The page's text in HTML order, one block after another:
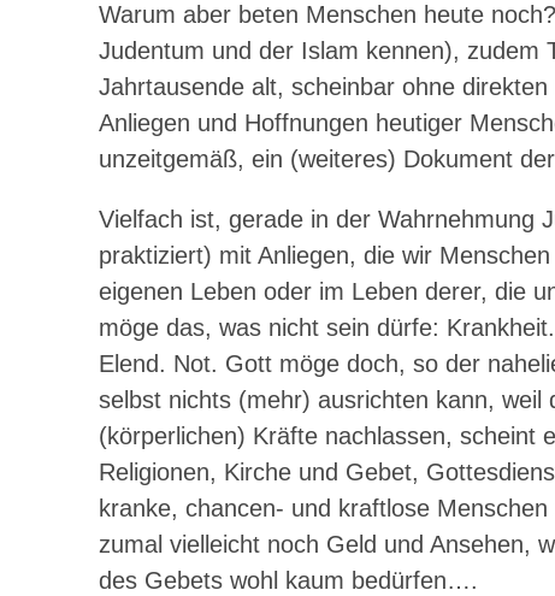
Warum aber beten Menschen heute
Judentum und der Islam kennen), zudem
Jahrtausende alt, scheinbar ohne
Anliegen und Hoffnungen heutiger
unzeitgemäß, ein (weiteres) Dokument
Vielfach ist, gerade in der Wahrnehmung
praktiziert) mit Anliegen, die wir
eigenen Leben oder im Leben derer, die
möge das, was nicht sein dürfe:
Elend. Not. Gott möge doch, so der
selbst nichts (mehr) ausrichten kann,
(körperlichen) Kräfte nachlassen, scheint
Religionen, Kirche und Gebet,
kranke, chancen- und kraftlose
zumal vielleicht noch Geld und Ansehen,
des Gebets wohl kaum bedürfen….